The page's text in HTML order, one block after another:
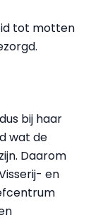
tot motten
bij haar
wat de
Daarom
en